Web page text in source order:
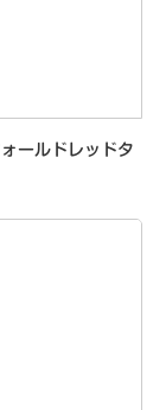
ールドレッドタ